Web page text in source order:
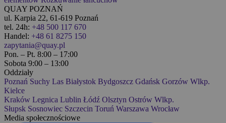
QUAY POZNAŃ
ul. Karpia 22, 61-619 Poznań
tel. 24h: +48 500 117 670
Handel: +48 61 8275 150
zapytania@quay.pl
Pon. – Pt. 8:00 – 17:00
Sobota 9:00 – 13:00
Oddziały
Poznań Suchy Las Białystok Bydgoszcz Gdańsk Gorzów Wlkp.
Kielce
Kraków Legnica Lublin Łódź Olsztyn Ostrów Wlkp.
Słupsk Sosnowiec Szczecin Toruń Warszawa Wrocław
Media społecznościowe